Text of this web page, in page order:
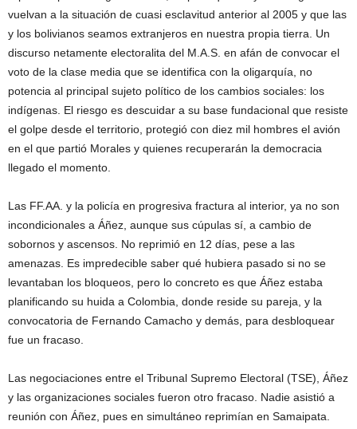
vuelvan a la situación de cuasi esclavitud anterior al 2005 y que las
y los bolivianos seamos extranjeros en nuestra propia tierra. Un
discurso netamente electoralita del M.A.S. en afán de convocar el
voto de la clase media que se identifica con la oligarquía, no
potencia al principal sujeto político de los cambios sociales: los
indígenas. El riesgo es descuidar a su base fundacional que resiste
el golpe desde el territorio, protegió con diez mil hombres el avión
en el que partió Morales y quienes recuperarán la democracia
llegado el momento.
Las FF.AA. y la policía en progresiva fractura al interior, ya no son
incondicionales a Áñez, aunque sus cúpulas sí, a cambio de
sobornos y ascensos. No reprimió en 12 días, pese a las
amenazas. Es impredecible saber qué hubiera pasado si no se
levantaban los bloqueos, pero lo concreto es que Áñez estaba
planificando su huida a Colombia, donde reside su pareja, y la
convocatoria de Fernando Camacho y demás, para desbloquear
fue un fracaso.
Las negociaciones entre el Tribunal Supremo Electoral (TSE), Áñez
y las organizaciones sociales fueron otro fracaso. Nadie asistió a
reunión con Áñez, pues en simultáneo reprimían en Samaipata.